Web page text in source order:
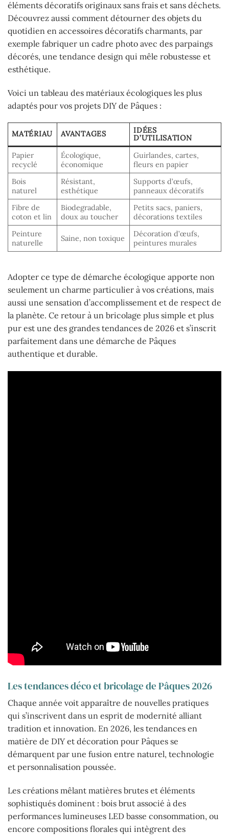
éléments décoratifs originaux sans frais et sans déchets.
Découvrez aussi comment détourner des objets du
quotidien en accessoires décoratifs charmants, par
exemple fabriquer un cadre photo avec des parpaings
décorés, une tendance design qui mêle robustesse et
esthétique.
Voici un tableau des matériaux écologiques les plus
adaptés pour vos projets DIY de Pâques :
MATÉRIAU AVANTAGES
IDÉES
D’UTILISATION
Papier
recyclé
Écologique,
économique
Guirlandes, cartes,
fleurs en papier
Bois
naturel
Résistant,
esthétique
Supports d’œufs,
panneaux décoratifs
Fibre de
coton et lin
Biodegradable,
doux au toucher
Petits sacs, paniers,
décorations textiles
Peinture
naturelle
Saine, non toxique
Décoration d’œufs,
peintures murales
Adopter ce type de démarche écologique apporte non
seulement un charme particulier à vos créations, mais
aussi une sensation d’accomplissement et de respect de
la planète. Ce retour à un bricolage plus simple et plus
pur est une des grandes tendances de 2026 et s’inscrit
parfaitement dans une démarche de Pâques
authentique et durable.
Les tendances déco et bricolage de Pâques 2026
Chaque année voit apparaître de nouvelles pratiques
qui s’inscrivent dans un esprit de modernité alliant
tradition et innovation. En 2026, les tendances en
matière de DIY et décoration pour Pâques se
démarquent par une fusion entre naturel, technologie
et personnalisation poussée.
Les créations mêlant matières brutes et éléments
sophistiqués dominent : bois brut associé à des
performances lumineuses LED basse consommation, ou
encore compositions florales qui intègrent des